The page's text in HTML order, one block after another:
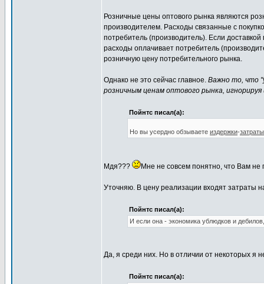
Розничные цены оптового рынка являются
производителем. Расходы связанные с
потребитель (производитель). Если
расходы оплачивает потребитель
розничную цену потребительного рынка.
Однако не это сейчас главное. Важно то, что
розничным ценам оптового рынка,
Пойнтс писал(а):
Но вы усердно обзываете издержки-затраты
Мдя??? Мне не совсем понятно, что Вам не
Уточняю. В цену реализации входят затраты
Пойнтс писал(а):
И если она - экономика ублюдков и
Да, я среди них. Но в отличии от некоторых я
Пойнтс писал(а):